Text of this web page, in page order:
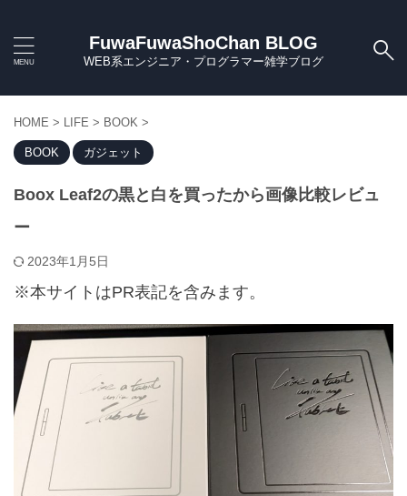
FuwaFuwaShoChan BLOG
WEB系エンジニア・プログラマー雑学ブログ
HOME > LIFE > BOOK >
BOOK ガジェット
Boox Leaf2の黒と白を買ったから画像比較レビュ
ー
2023年1月5日
※本サイトはPR表記を含みます。